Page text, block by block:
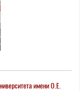
имени О.Е.